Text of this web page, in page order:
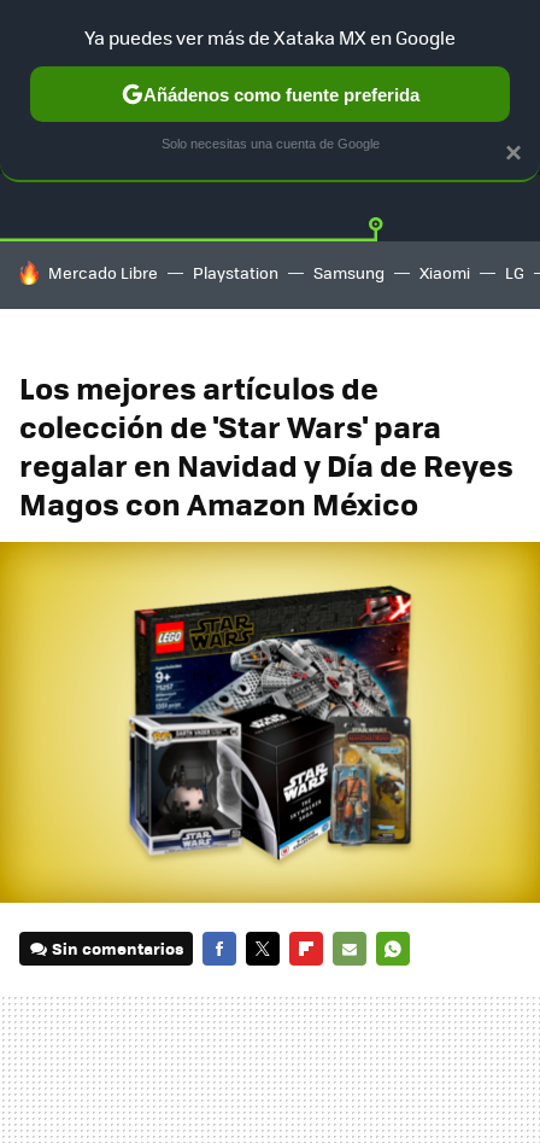
GUÍA DE COMPRAS MERCADO LIBRE
HOY SE HABLA DE
Mercado Libre Playstation Samsung Xiaomi LG
Los mejores artículos de
colección de 'Star Wars' para
regalar en Navidad y Día de Reyes
Magos con Amazon México
Sin comentarios
MAIL
×
Ya puedes ver más de Xataka MX en Google
Añádenos como fuente preferida
Solo necesitas una cuenta de Google